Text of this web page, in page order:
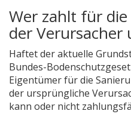
Wer zahlt für
der Verursacher
Haftet der aktuelle
Bundes-
Eigentümer für die
der ursprüngliche
kann oder nicht